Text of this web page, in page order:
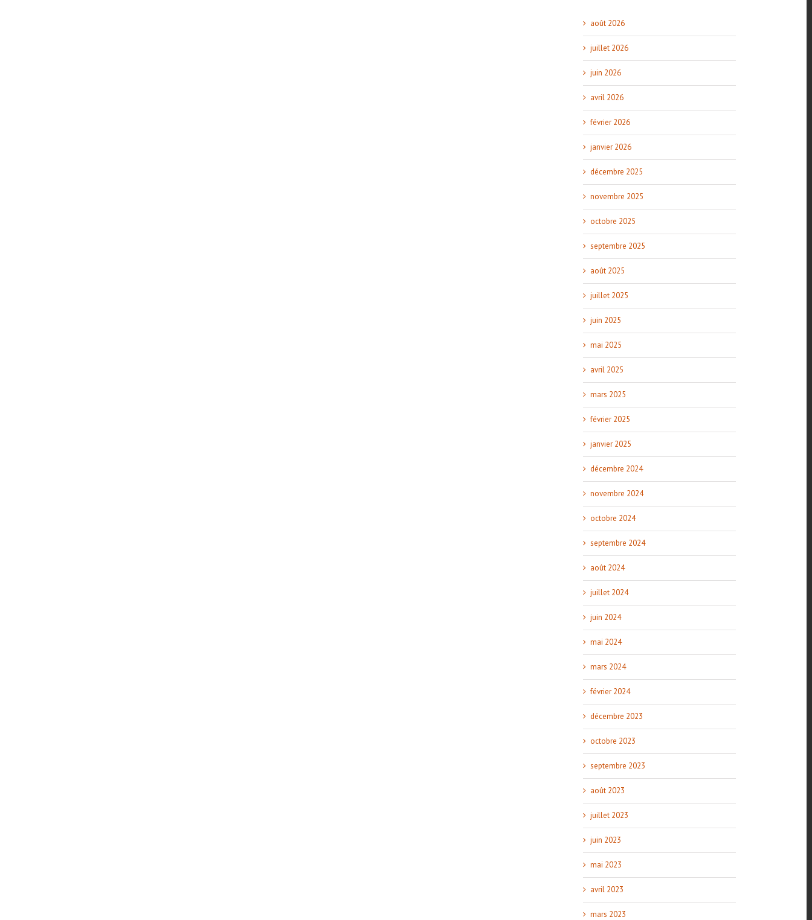
août 2026
juillet 2026
juin 2026
avril 2026
février 2026
janvier 2026
décembre 2025
novembre 2025
octobre 2025
septembre 2025
août 2025
juillet 2025
juin 2025
mai 2025
avril 2025
mars 2025
février 2025
janvier 2025
décembre 2024
novembre 2024
octobre 2024
septembre 2024
août 2024
juillet 2024
juin 2024
mai 2024
mars 2024
février 2024
décembre 2023
octobre 2023
septembre 2023
août 2023
juillet 2023
juin 2023
mai 2023
avril 2023
mars 2023